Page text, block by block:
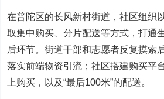
在普陀区的长风新村街道，社区组织
取集中购买、分片配送等方式，打通
后环节。街道干部和志愿者反复摸索
落实前端物资引流；社区搭建购买平
上购买，以及“最后100米”的配送。